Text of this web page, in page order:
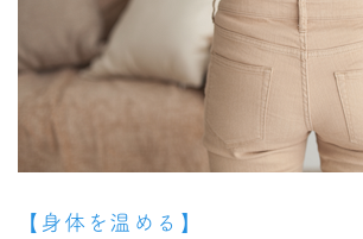
【身体を温める】